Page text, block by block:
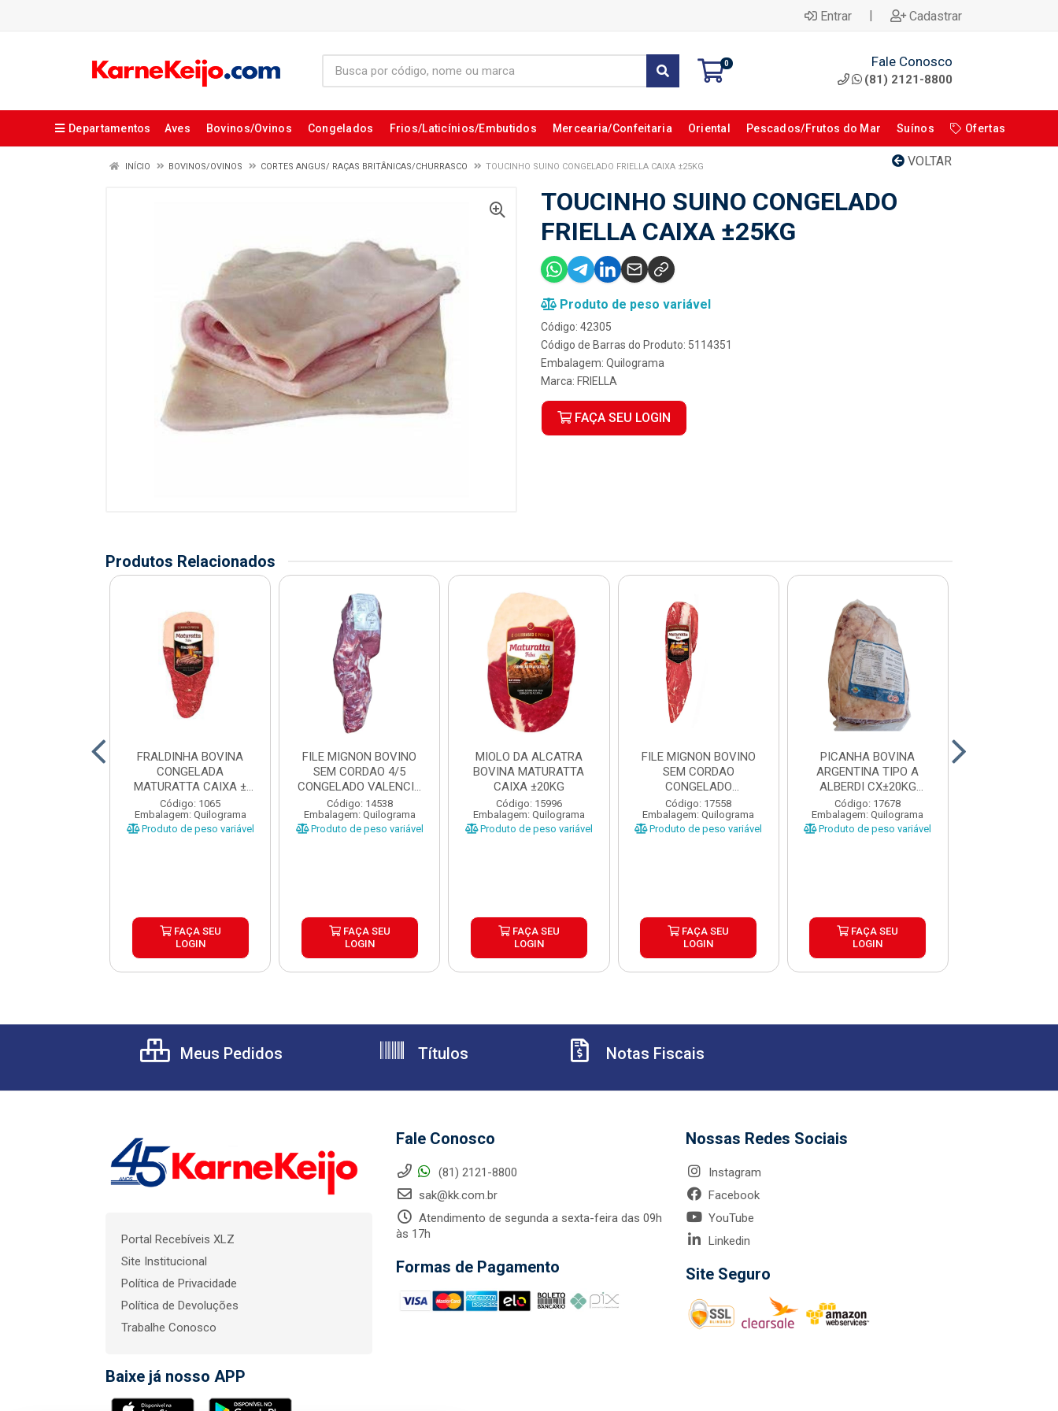
Entrar | Cadastrar
0 Fale Conosco
(81) 2121-8800
Departamentos Aves Bovinos/Ovinos Congelados Frios/Laticínios/Embutidos Mercearia/Confeitaria Oriental Pescados/Frutos do Mar Suínos Ofertas
VOLTAR
INÍCIO BOVINOS/OVINOS CORTES ANGUS/ RAÇAS BRITÂNICAS/CHURRASCO TOUCINHO SUINO CONGELADO FRIELLA CAIXA ±25KG
TOUCINHO SUINO CONGELADO
FRIELLA CAIXA ±25KG
Produto de peso variável
Código: 42305
Código de Barras do Produto: 5114351
Embalagem: Quilograma
Marca: FRIELLA
FAÇA SEU LOGIN
Produtos Relacionados
FRALDINHA BOVINA
CONGELADA
MATURATTA CAIXA ±
15KG
Código: 1065
Embalagem: Quilograma
Produto de peso variável
FAÇA SEU
LOGIN
FILE MIGNON BOVINO
SEM CORDAO 4/5
CONGELADO VALENCIO
CAIXA ±...
Código: 14538
Embalagem: Quilograma
Produto de peso variável
FAÇA SEU
LOGIN
MIOLO DA ALCATRA
BOVINA MATURATTA
CAIXA ±20KG
Código: 15996
Embalagem: Quilograma
Produto de peso variável
FAÇA SEU
LOGIN
FILE MIGNON BOVINO
SEM CORDAO
CONGELADO
MATURATTA CAIXA
±20K...
Código: 17558
Embalagem: Quilograma
Produto de peso variável
FAÇA SEU
LOGIN
PICANHA BOVINA
ARGENTINA TIPO A
ALBERDI CX±20KG
PEÇAS ±1,3 A...
Código: 17678
Embalagem: Quilograma
Produto de peso variável
FAÇA SEU
LOGIN
Meus Pedidos Títulos Notas Fiscais
Portal Recebíveis XLZ
Site Institucional
Política de Privacidade
Política de Devoluções
Trabalhe Conosco
Baixe já nosso APP
Fale Conosco
(81) 2121-8800
sak@kk.com.br
Atendimento de segunda a sexta-feira das 09h
às 17h
Formas de Pagamento
Nossas Redes Sociais
Instagram
Facebook
YouTube
Linkedin
Site Seguro